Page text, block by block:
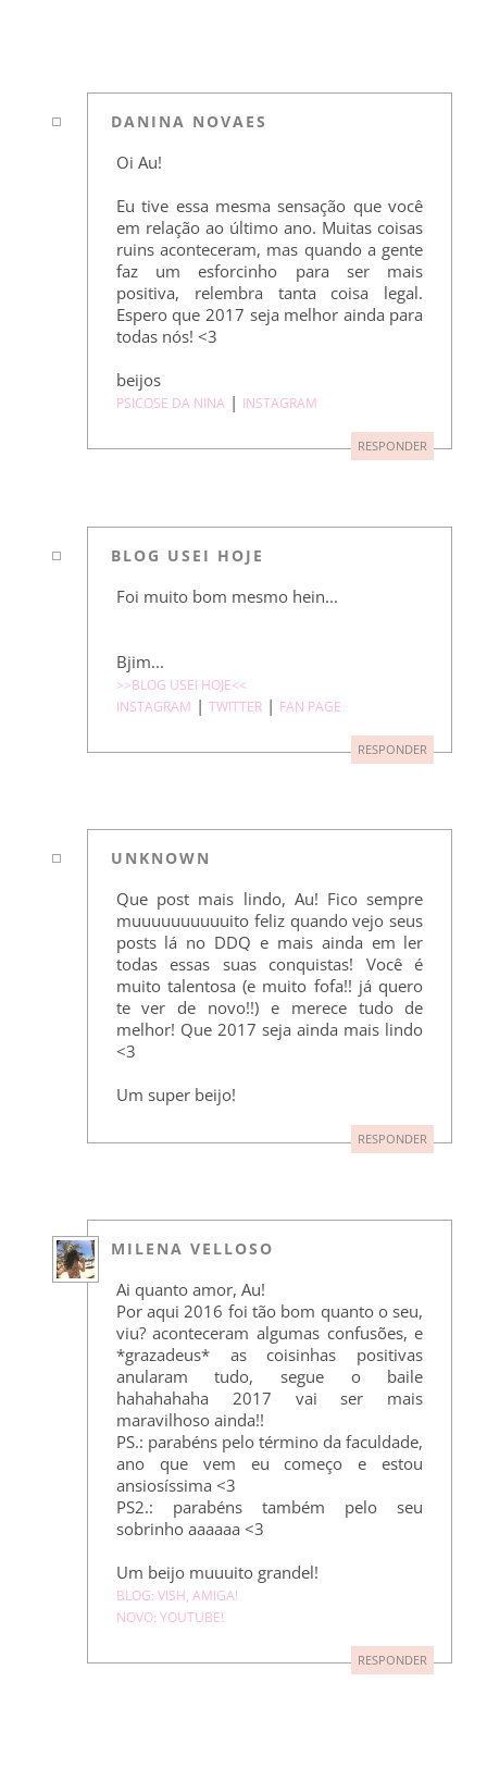
DANINA NOVAES
Oi Au!
Eu tive essa mesma sensação que você
em relação ao último ano. Muitas coisas
ruins aconteceram, mas quando a gente
faz um esforcinho para ser mais
positiva, relembra tanta coisa legal.
Espero que 2017 seja melhor ainda para
todas nós! <3
beijos
PSICOSE DA NINA| INSTAGRAM
RESPONDER
BLOG USEI HOJE
Foi muito bom mesmo hein...
Bjim...
>>BLOG USEI HOJE<<
INSTAGRAM | TWITTER| FAN PAGE
RESPONDER
UNKNOWN
Que post mais lindo, Au! Fico sempre
muuuuuuuuuuito feliz quando vejo seus
posts lá no DDQ e mais ainda em ler
todas essas suas conquistas! Você é
muito talentosa (e muito fofa!! já quero
te ver de novo!!) e merece tudo de
melhor! Que 2017 seja ainda mais lindo
<3
Um super beijo!
RESPONDER
MILENA VELLOSO
Ai quanto amor, Au!
Por aqui 2016 foi tão bom quanto o seu,
viu? aconteceram algumas confusões, e
*grazadeus* as coisinhas positivas
anularam tudo, segue o baile
hahahahaha 2017 vai ser mais
maravilhoso ainda!!
PS.: parabéns pelo término da faculdade,
ano que vem eu começo e estou
ansiosíssima <3
PS2.: parabéns também pelo seu
sobrinho aaaaaa <3
Um beijo muuuito grandel!
BLOG: VISH, AMIGA!
NOVO: YOUTUBE!
RESPONDER